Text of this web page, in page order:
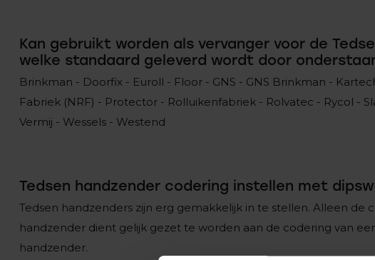
Kan gebruikt worden als vervanger voor de
welke standaard geleverd wordt door
Brinkman - Doorfix - Euroll - Floor - GNS - GNS Brinkman -
Fabriek (NRF) - Protector - Rolluikenfabriek - Rolvatec - Rycol -
Vermij - Wessels - Westend
Tedsen handzender codering instellen met
Tedsen handzenders zijn erg gemakkelijk in te stellen. Alleen de
handzender dient gelijk gezet te worden aan de codering van
handzender.